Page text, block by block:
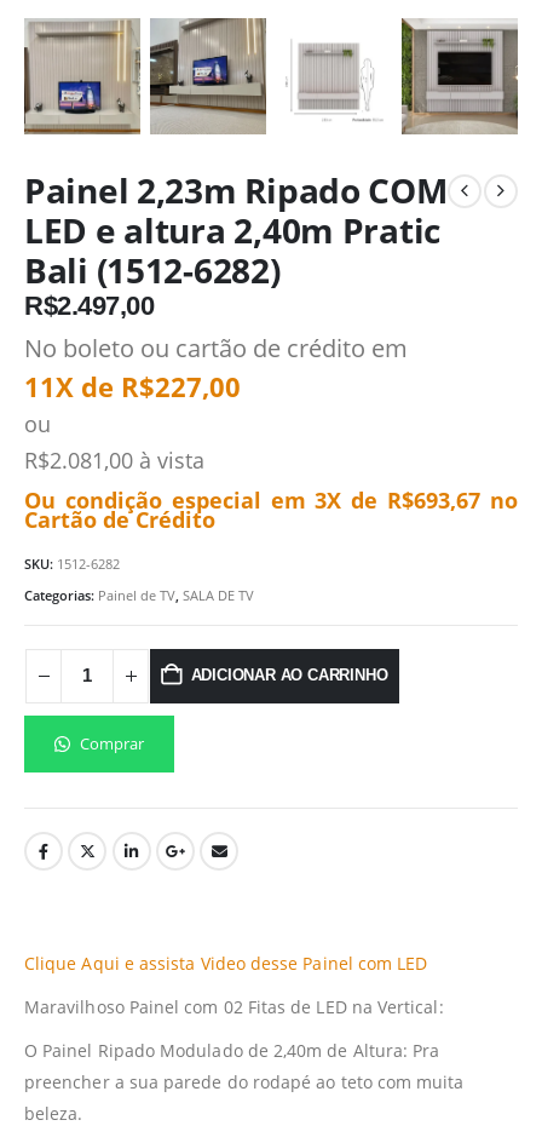
Painel 2,23m Ripado COM
LED e altura 2,40m Pratic
Bali (1512-6282)
R$2.497,00
No boleto ou cartão de crédito em
11X de R$227,00
ou
R$2.081,00 à vista
Ou condição especial em 3X de R$693,67 no
Cartão de Crédito
SKU: 1512-6282
Categorias: Painel de TV SALA DE TV
ADICIONAR AO CARRINHO
Comprar
Clique Aqui e assista Video desse Painel com LED
Maravilhoso Painel com 02 Fitas de LED na Vertical:
O Painel Ripado Modulado de 2,40m de Altura: Pra
preencher a sua parede do rodapé ao teto com muita
beleza.